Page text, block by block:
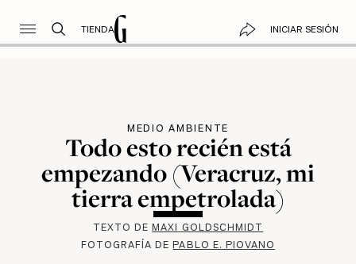
TIENDA INICIAR SESIÓN
MEDIO AMBIENTE
Todo esto recién está
empezando (Veracruz, mi
tierra empetrolada)
TEXTO DEMAXI GOLDSCHMIDT
FOTOGRAFÍA DEPABLO E. PIOVANO